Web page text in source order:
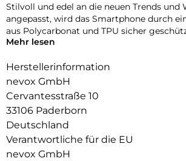
Stilvoll und edel an die neuen Trends und
angepasst, wird das Smartphone durch
aus Polycarbonat und TPU sicher
vor Stürzen.
Das Display ist durch die seitlichen
Durch das verwendete Material ist diese
Transparent und bringt jegliche Farbe des
passend zur Geltung.
Die Anschlüsse, Knöpfe und Kamera
Mehr lesen
Herstellerinformation
nevox GmbH
Cervantesstraße 10
33106 Paderborn
Deutschland
Verantwortliche für die EU
nevox GmbH